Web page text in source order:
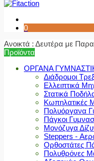
0
Ανοικτά : Δευτέρα με
Προϊόντα
ΟΡΓΑΝΑ
Διάδρομοι
Ελλειπτικά
Στατικά
Κωπηλατικές
Πολυόργανα
Πάγκοι
Μονόζυγα
Steppers -
Ορθοστάτες
Πολυθρόνες